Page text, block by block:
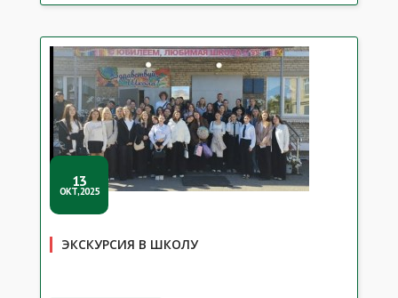
13
ОКТ,2025
ЭКСКУРСИЯ В ШКОЛУ